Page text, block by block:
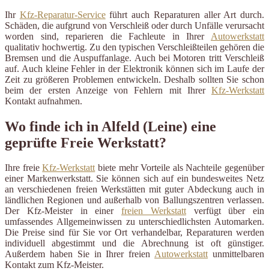
Ihr Kfz-Reparatur-Serviceführt auch Reparaturen aller Art durch.
Schäden, die aufgrund von Verschleiß oder durch Unfälle verursacht
worden sind, reparieren die Fachleute in Ihrer Autowerkstatt
qualitativ hochwertig. Zu den typischen Verschleißteilen gehören die
Bremsen und die Auspuffanlage. Auch bei Motoren tritt Verschleiß
auf. Auch kleine Fehler in der Elektronik können sich im Laufe der
Zeit zu größeren Problemen entwickeln. Deshalb sollten Sie schon
beim der ersten Anzeige von Fehlern mit Ihrer Kfz-Werkstatt
Kontakt aufnahmen.
Wo finde ich in Alfeld (Leine) eine
geprüfte Freie Werkstatt?
Ihre freieKfz-Werkstattbiete mehr Vorteile als Nachteile gegenüber
einer Markenwerkstatt. Sie können sich auf ein bundesweites Netz
an verschiedenen freien Werkstätten mit guter Abdeckung auch in
ländlichen Regionen und außerhalb von Ballungszentren verlassen.
Der Kfz-Meister in einer freien Werkstattverfügt über ein
umfassendes Allgemeinwissen zu unterschiedlichsten Automarken.
Die Preise sind für Sie vor Ort verhandelbar, Reparaturen werden
individuell abgestimmt und die Abrechnung ist oft günstiger.
Außerdem haben Sie in Ihrer freienAutowerkstattunmittelbaren
Kontakt zum Kfz-Meister.